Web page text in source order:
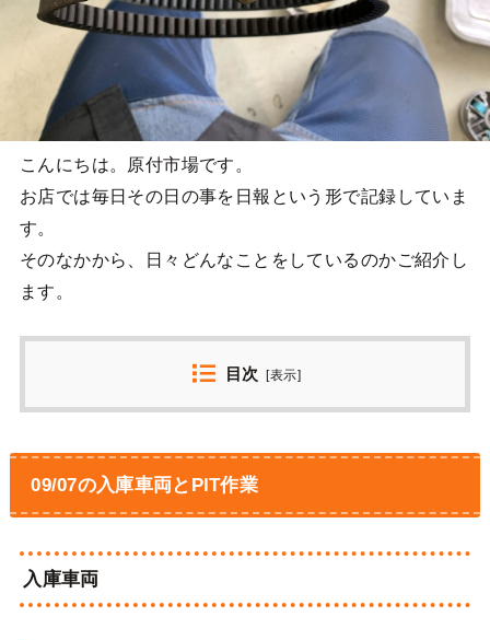
こんにちは。原付市場です。
お店では毎日その日の事を日報という形で記録していま
す。
そのなかから、日々どんなことをしているのかご紹介し
ます。
目次 [表示]
09/07の入庫車両とPIT作業
入庫車両